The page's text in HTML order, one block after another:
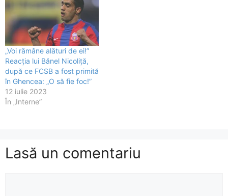
„Voi rămâne alături de ei!”
Reacția lui Bănel Nicoliță,
după ce FCSB a fost primită
în Ghencea: „O să fie foc!”
12 iulie 2023
În „Interne”
Lasă un comentariu